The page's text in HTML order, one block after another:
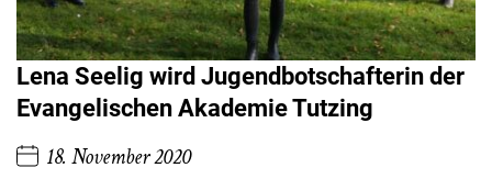
Lena Seelig wird Jugendbotschafterin der
Evangelischen Akademie Tutzing
18. November 2020